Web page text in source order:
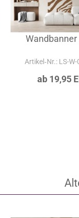
Artikel‑Nr.: LS-
ab 19,95